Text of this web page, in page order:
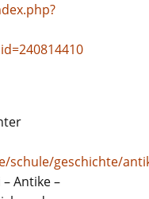
schule/geschichte/
Antike –